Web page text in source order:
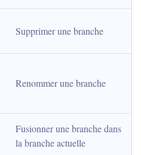
Supprimer une branche
Renommer une branche
Fusionner une branche dans
la branche actuelle